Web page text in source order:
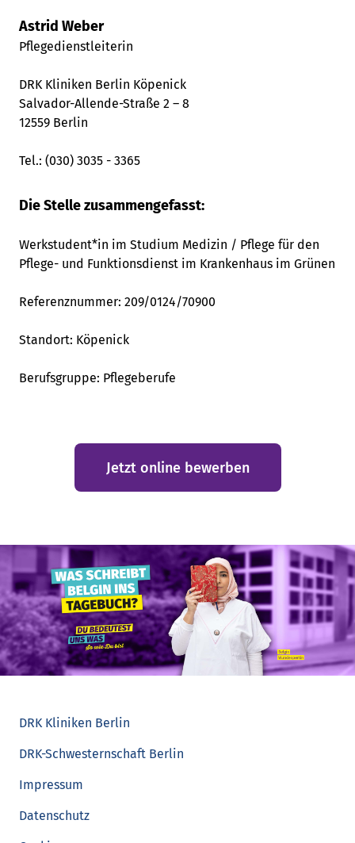
Astrid Weber
Pflegedienstleiterin
DRK Kliniken Berlin Köpenick
Salvador-Allende-Straße 2 – 8
12559 Berlin
Tel.: (030) 3035 - 3365
Die Stelle zusammengefasst:
Werkstudent*in im Studium Medizin / Pflege für den
Pflege- und Funktionsdienst im Krankenhaus im Grünen
Referenznummer: 209/0124/70900
Standort: Köpenick
Berufsgruppe: Pflegeberufe
Jetzt online bewerben
DRK Kliniken Berlin
DRK-Schwesternschaft Berlin
Impressum
Datenschutz